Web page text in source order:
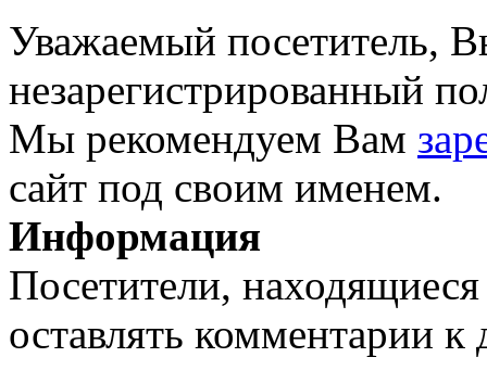
Уважаемый посетитель,
незарегистрированный
Мы рекомендуем Вам
сайт под своим именем.
Информация
Посетители,
оставлять комментарии